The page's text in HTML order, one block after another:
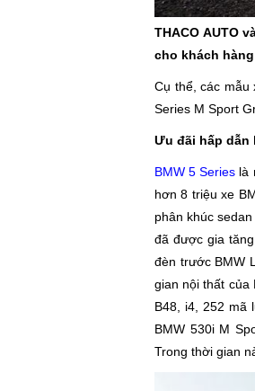
THACO AUTO
cho khách
Cụ thể, các mẫu
Series M Sport
Ưu đãi hấp dẫn
BMW 5 Series là
hơn 8 triệu xe
phân khúc
đã được gia
đèn trước BMW
gian nội thất
B48, i4, 252 mã
BMW 530i M
Trong thời gian